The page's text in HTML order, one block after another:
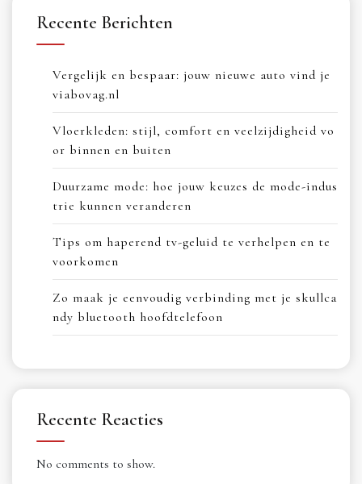
Recente Berichten
Vergelijk en bespaar: jouw nieuwe auto vind je
viabovag.nl
Vloerkleden: stijl, comfort en veelzijdigheid vo
or binnen en buiten
Duurzame mode: hoe jouw keuzes de mode-indus
trie kunnen veranderen
Tips om haperend tv-geluid te verhelpen en te
voorkomen
Zo maak je eenvoudig verbinding met je skullca
ndy bluetooth hoofdtelefoon
Recente Reacties
No comments to show.